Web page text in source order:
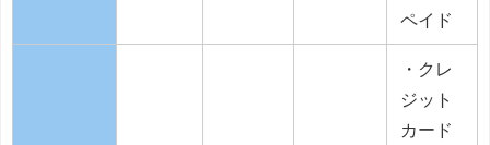
ペイド
・クレ
ジット
カード